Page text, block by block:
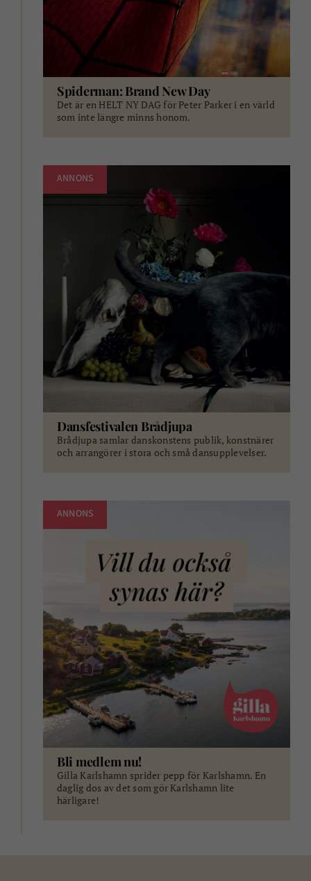
Spiderman: Brand New Day
Det är en HELT NY DAG för Peter Parker i en värld
som inte längre minns honom.
ANNONS
Dansfestivalen Brådjupa
Brådjupa samlar danskonstens publik, konstnärer
och arrangörer i stora och små dansupplevelser.
ANNONS
Bli medlem nu!
Gilla Karlshamn sprider pepp för Karlshamn. En
daglig dos av det som gör Karlshamn lite
härligare!